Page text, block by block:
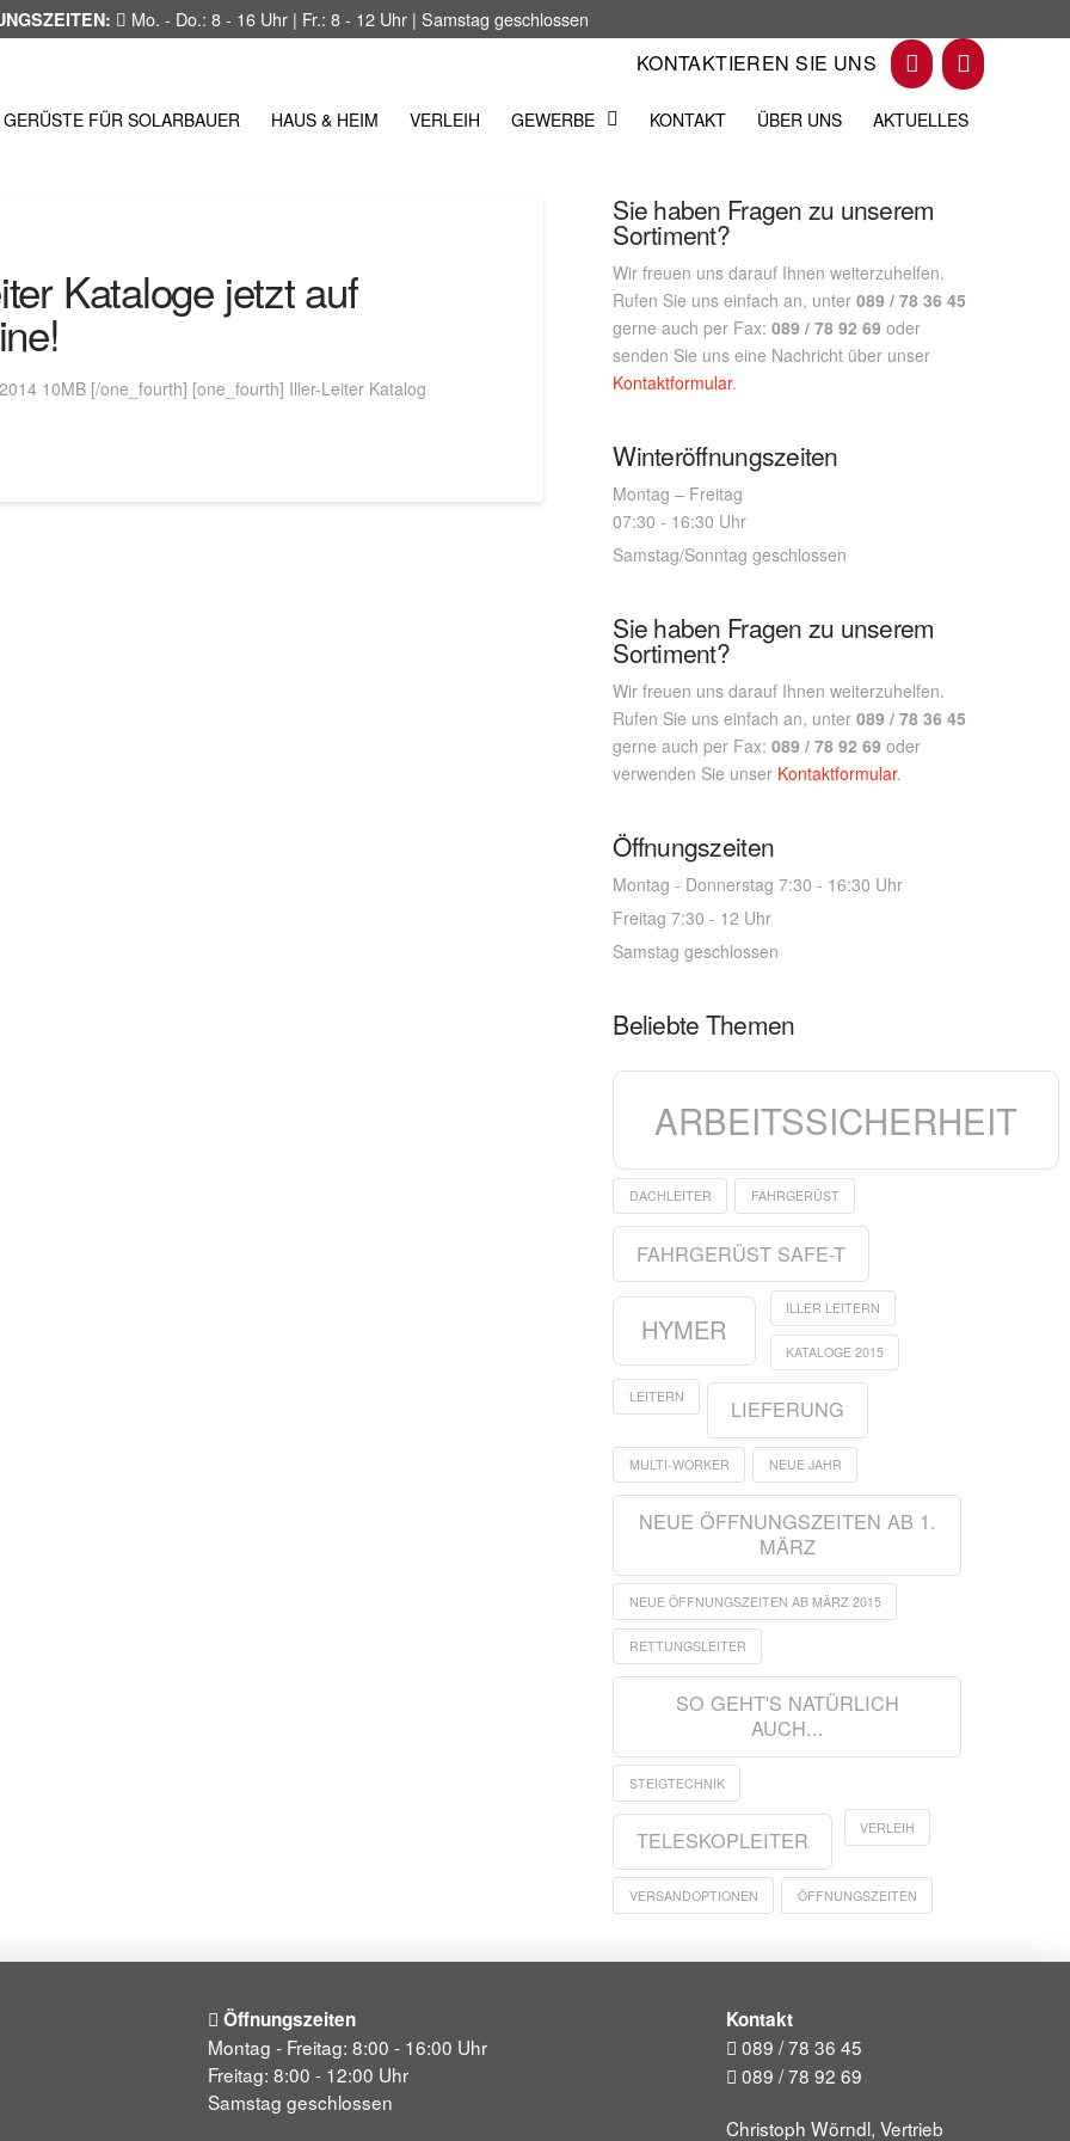
Mo. - Do.: 8 - 16 Uhr | Fr.: 8 - 12 Uhr | Samstag geschlossen
KONTAKTIEREN SIE UNS
GERÜSTE FÜR SOLARBAUER HAUS & HEIM VERLEIH GEWERBE KONTAKT ÜBER UNS AKTUELLES
Kataloge jetzt auf
10MB [/one_fourth] [one_fourth] Iller-Leiter Katalog
Sie haben Fragen zu unserem
Sortiment?
Wir freuen uns darauf Ihnen weiterzuhelfen.
Rufen Sie uns einfach an, unter089 / 78 36 45
gerne auch per Fax:089 / 78 92 69 oder
senden Sie uns eine Nachricht über unser
Kontaktformular.
Winteröffnungszeiten
Montag – Freitag
07:30 - 16:30 Uhr
Samstag/Sonntag geschlossen
Sie haben Fragen zu unserem
Sortiment?
Wir freuen uns darauf Ihnen weiterzuhelfen.
Rufen Sie uns einfach an, unter089 / 78 36 45
gerne auch per Fax:089 / 78 92 69 oder
verwenden Sie unser Kontaktformular.
Öffnungszeiten
Montag - Donnerstag 7:30 - 16:30 Uhr
Freitag 7:30 - 12 Uhr
Samstag geschlossen
Beliebte Themen
ARBEITSSICHERHEIT
DACHLEITER FAHRGERÜST
FAHRGERÜST SAFE-T
HYMER
ILLER LEITERN
KATALOGE 2015
LEITERN LIEFERUNG
MULTI-WORKER NEUE JAHR
NEUE ÖFFNUNGSZEITEN AB 1.
MÄRZ
NEUE ÖFFNUNGSZEITEN AB MÄRZ 2015
RETTUNGSLEITER
SO GEHT'S NATÜRLICH
AUCH...
STEIGTECHNIK
TELESKOPLEITER VERLEIH
VERSANDOPTIONEN ÖFFNUNGSZEITEN
Öffnungszeiten
Montag - Freitag: 8:00 - 16:00 Uhr
Freitag: 8:00 - 12:00 Uhr
Samstag geschlossen
Kontakt
089 / 78 36 45
089 / 78 92 69
Christoph Wörndl, Vertrieb